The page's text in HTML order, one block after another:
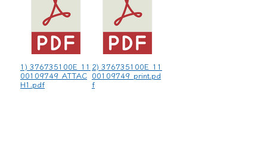
1) 376735100E_11
00109749_ATTAC
H1.pdf
2) 376735100E_11
00109749_print.pd
f